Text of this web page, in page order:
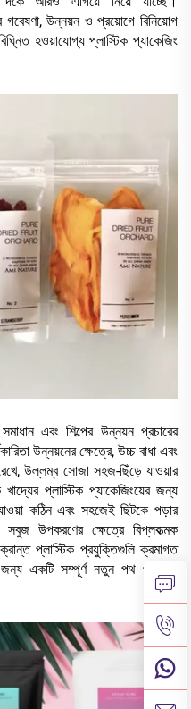
গবেষণা, উন্নয়ন ও প্রয়োগে বিনিয়োগ
হওয়াযোগ্য প্লাস্টিক প্যাকেজিং
এবং শিল্পের উন্নয়ন প্রচারের
উন্নয়নের ক্ষেত্রে, উচ্চ বাধা এবং
উল্লম্ব সোজা সহজ-ছিঁড়ে যাওয়ার
প্লাস্টিক প্যাকেজিংয়ের জন্য
কঠিন এবং সহজেই ছিটকে পড়ার
সবুজ উপকরণের ক্ষেত্রে বিপ্লবাত্মক
প্লাস্টিক প্রযুক্তিগুলি ক্রমাগত
একটি সম্পূর্ণ নতুন পথ প্রশস্ত